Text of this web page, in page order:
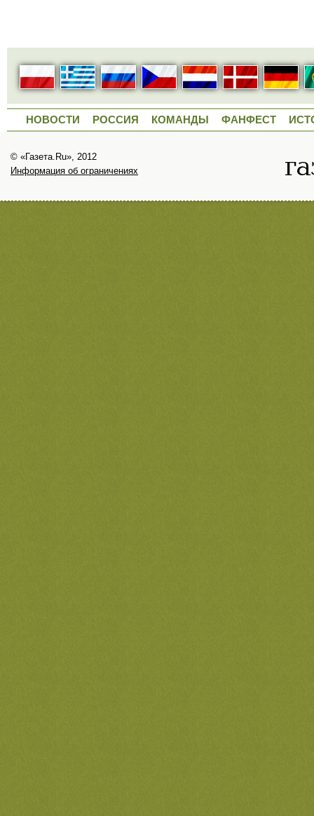
НОВОСТИ РОССИЯ КОМАНДЫ ФАНФЕСТ
© «Газета.Ru», 2012
Информация об ограничениях